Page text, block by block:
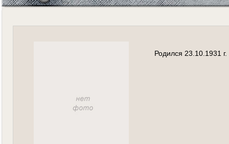
Родился 23.10.1931